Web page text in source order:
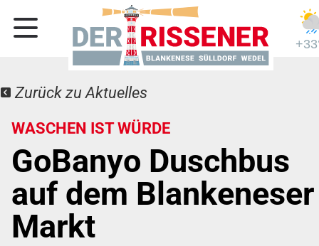
Zurück zu Aktuelles
WASCHEN IST WÜRDE
GoBanyo Duschbus
auf dem Blankeneser
Markt